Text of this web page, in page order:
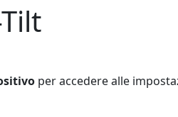
per accedere alle